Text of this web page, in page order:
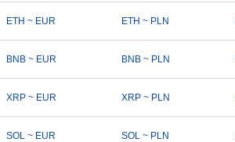
ETH ~ EUR ETH ~ PLN
BNB ~ EUR BNB ~ PLN
XRP ~ EUR XRP ~ PLN
SOL ~ EUR SOL ~ PLN